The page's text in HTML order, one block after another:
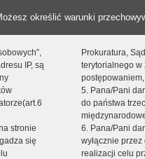
określić warunki
IP, są
stronie
się
Prokuratura,
terytorialnego w
postępowaniem,
5. Pana/Pani
do państwa
6. Pana/Pani
wyłącznie
realizacji celu